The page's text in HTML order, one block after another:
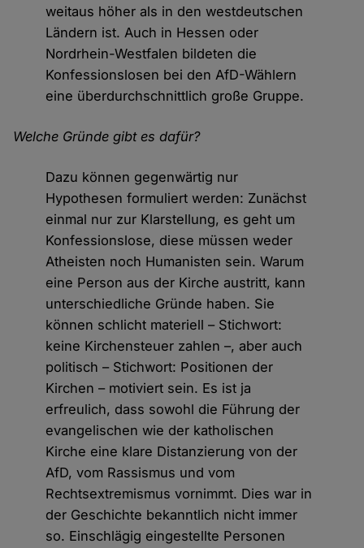
weitaus höher als in den westdeutschen
Ländern ist. Auch in Hessen oder
Nordrhein-Westfalen bildeten die
Konfessionslosen bei den AfD-Wählern
eine überdurchschnittlich große Gruppe.
Welche Gründe gibt es dafür?
Dazu können gegenwärtig nur
Hypothesen formuliert werden: Zunächst
einmal nur zur Klarstellung, es geht um
Konfessionslose, diese müssen weder
Atheisten noch Humanisten sein. Warum
eine Person aus der Kirche austritt, kann
unterschiedliche Gründe haben. Sie
können schlicht materiell – Stichwort:
keine Kirchensteuer zahlen –, aber auch
politisch – Stichwort: Positionen der
Kirchen – motiviert sein. Es ist ja
erfreulich, dass sowohl die Führung der
evangelischen wie der katholischen
Kirche eine klare Distanzierung von der
AfD, vom Rassismus und vom
Rechtsextremismus vornimmt. Dies war in
der Geschichte bekanntlich nicht immer
so. Einschlägig eingestellte Personen